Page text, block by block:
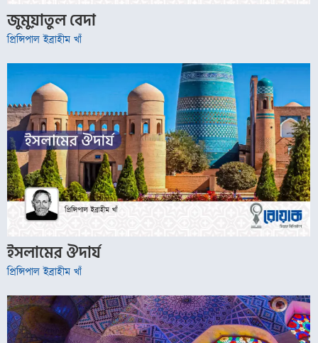
জুমুয়াতুল বেদা
প্রিন্সিপাল ইব্রাহীম খাঁ
ইসলামের ঔদার্য
প্রিন্সিপাল ইব্রাহীম খাঁ